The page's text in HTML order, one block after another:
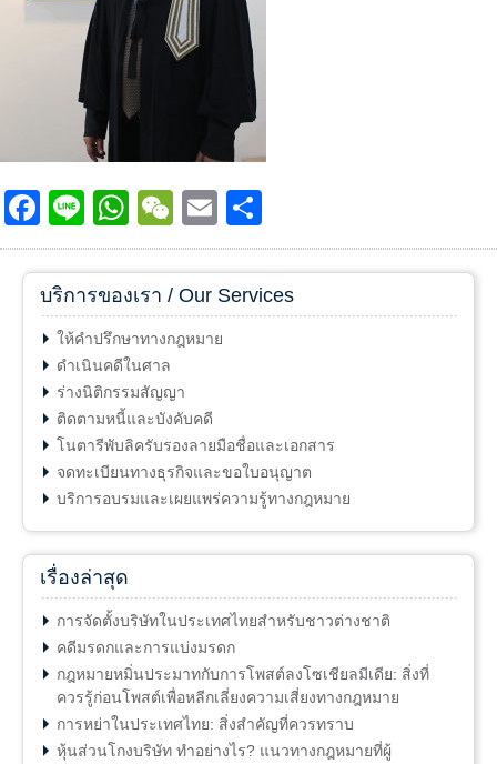
Facebook
LineWhatsApp
WeChat
Email
บริการของเรา / Our Services
ให้คำปรึกษาทางกฎหมาย
ดำเนินคดีในศาล
ร่างนิติกรรมสัญญา
ติดตามหนี้และบังคับคดี
โนตารีพับลิครับรองลายมือชื่อและเอกสาร
จดทะเบียนทางธุรกิจและขอใบอนุญาต
บริการอบรมและเผยแพร่ความรู้ทางกฎหมาย
เรื่องล่าสุด
การจัดตั้งบริษัทในประเทศไทยสำหรับชาวต่างชาติ
คดีมรดกและการแบ่งมรดก
กฎหมายหมิ่นประมาทกับการโพสต์ลงโซเชียลมีเดีย: สิ่งที่
ควรรู้ก่อนโพสต์เพื่อหลีกเลี่ยงความเสี่ยงทางกฎหมาย
การหย่าในประเทศไทย: สิ่งสำคัญที่ควรทราบ
หุ้นส่วนโกงบริษัท ทำอย่างไร? แนวทางกฎหมายที่ผู้